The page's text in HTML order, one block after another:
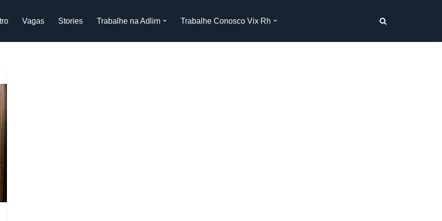
Vagas Stories Trabalhe na Adlim Trabalhe Conosco Vix Rh